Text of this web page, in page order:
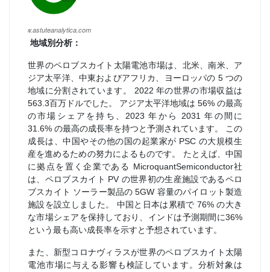
地域別分析：
世界のペロブスカイト太陽電池市場は、北米、南米、ア
ジア太平洋、中東およびアフリカ、ヨーロッパの 5 つの
地域に分割されています。 2022 年の世界の市場収益は
563.3百万ドルでした。 アジア太平洋地域は 56% の最高
の市場シェアを持ち、2023 年から 2031 年の間に
31.6% の最高の成長率を持つと予測されています。 この
成長は、中国やその他の国の起業家が PSC の大規模生
産を進めるための努力によるものです。 たとえば、中国
に拠点を置く企業である MicroquantSemiconductor社
は、ペロブスカイト PV の世界初の生産施設であるペロ
ブスカイト ソーラー製品の 5GW 容量のパイロット製造
施設を設立しました。 中国と日本は累積で 76% の大き
な市場シェアを保持しており、インドは予測期間に36%
という最も高い成長率を示すと予想されています。
また、新型コロナヴィラスが世界のペロブスカイト太陽
電池市場に与える影響も検証しています。分析対象は